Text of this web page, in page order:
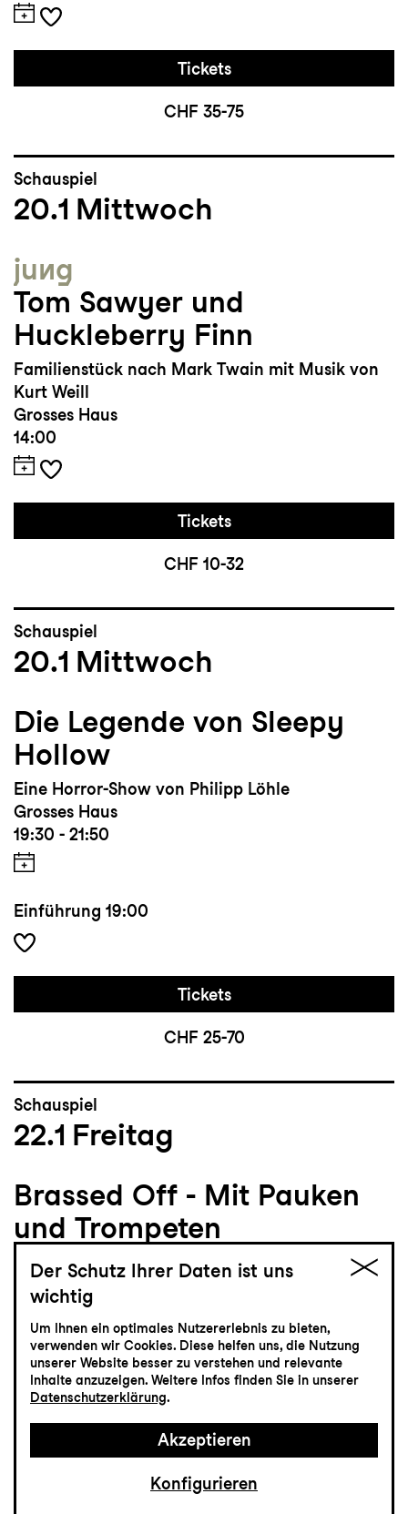
Tickets
CHF 35-75
Schauspiel
20.1 Mittwoch
jung
Tom Sawyer und
Huckleberry Finn
Familienstück nach Mark Twain mit Musik von
Kurt Weill
Grosses Haus
14:00
Tickets
CHF 10-32
Schauspiel
20.1 Mittwoch
Die Legende von Sleepy
Hollow
Eine Horror-Show von Philipp Löhle
Grosses Haus
19:30 - 21:50
Einführung 19:00
Tickets
CHF 25-70
Schauspiel
22.1 Freitag
Brassed Off - Mit Pauken
und Trompeten
Tragikomödie von Paul Allen nach dem
Drehbuch von Mark Herman
Grosses Haus
19:30
CHF 35-75
Der Schutz Ihrer Daten ist uns
wichtig
Um Ihnen ein optimales Nutzererlebnis zu bieten,
verwenden wir Cookies. Diese helfen uns, die Nutzung
unserer Website besser zu verstehen und relevante
Inhalte anzuzeigen. Weitere Infos finden Sie in unserer
Datenschutzerklärung.
Akzeptieren
Konfigurieren